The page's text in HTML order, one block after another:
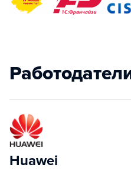
Huawei